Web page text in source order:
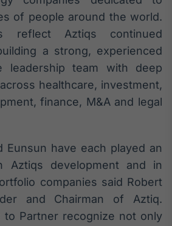
conteúdos
personalizados
Broadcast
OTC
Plataforma para
negociação de
Broadcast
Datafeed
APIs para
integração de
conteúdos e
dados
of people around the world.
reflect Aztiqs continued
a strong, experienced
leadership team with deep
healthcare, investment,
finance, M&A and legal
Eunsun have each played an
Aztiqs development and in
companies said Robert
and Chairman of Aztiq.
to Partner recognize not only